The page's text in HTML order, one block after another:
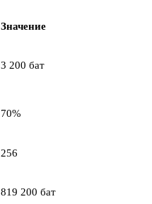
Значение
3 200 бат
70%
256
819 200 бат